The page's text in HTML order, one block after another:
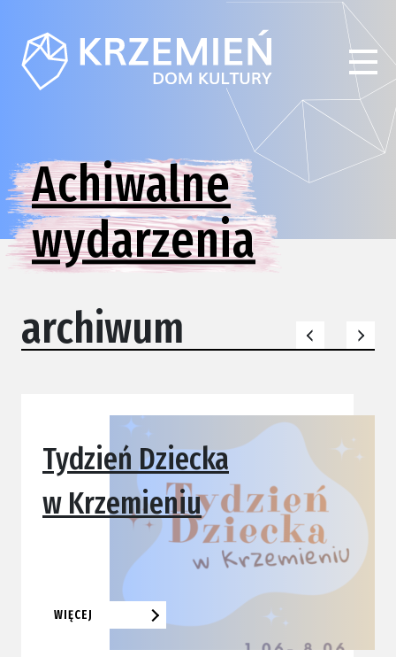
Achiwalne
wydarzenia
archiwum
Tydzień Dziecka
w Krzemieniu
WIĘCEJ